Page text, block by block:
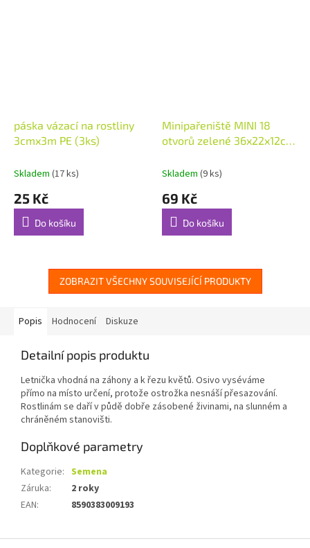
páska vázací na rostliny
3cmx3m PE (3ks)
Skladem (17 ks)
25 Kč
Do košíku
Minipařeniště MINI 18
otvorů zelené 36x22x12cm
Skladem (9 ks)
69 Kč
Do košíku
ZOBRAZIT VŠECHNY SOUVISEJÍCÍ PRODUKTY
Popis Hodnocení Diskuze
Detailní popis produktu
Letnička vhodná na záhony a k řezu květů. Osivo vyséváme
přímo na místo určení, protože ostrožka nesnáší přesazování.
Rostlinám se daří v půdě dobře zásobené živinami, na slunném a
chráněném stanovišti.
Doplňkové parametry
Kategorie: Semena
Záruka:
2 roky
EAN: 8590383009193